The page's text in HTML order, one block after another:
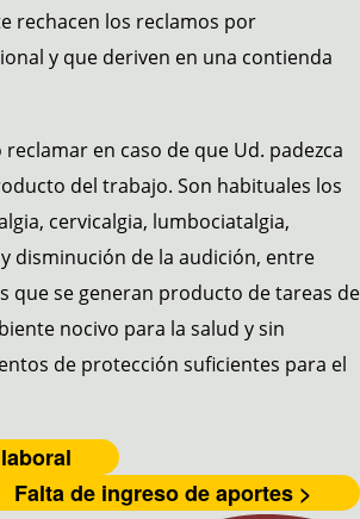
rechacen los reclamos por
y que deriven en una contienda
en caso de que Ud. padezca
del trabajo. Son habituales los
cervicalgia, lumbociatalgia,
disminución de la audición, entre
que se generan producto de tareas de
nocivo para la salud y sin
de protección suficientes para el
Falta de ingreso de aportes >